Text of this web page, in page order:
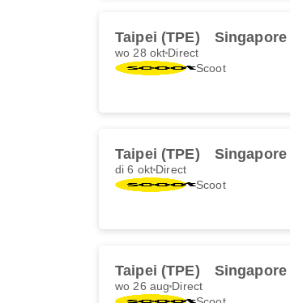
Taipei (TPE) Singapore
wo 28 okt Direct
Scoot
Taipei (TPE) Singapore
di 6 okt Direct
Scoot
Taipei (TPE) Singapore
wo 26 aug Direct